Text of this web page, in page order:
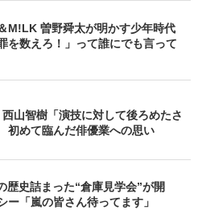
M!LK 曽野舜太が明かす少年時代
を数えろ！」って誰にでも言って
山智樹「演技に対して後ろめたさ
めて臨んだ俳優業への思い
歴史詰まった“倉庫見学会”が開
「嵐の皆さん待ってます」